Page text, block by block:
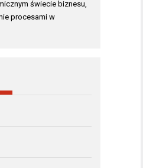
świecie biznesu,
procesami w